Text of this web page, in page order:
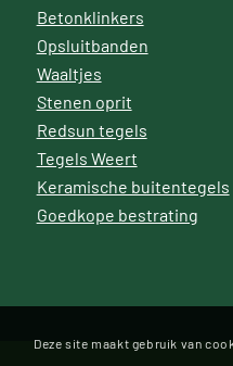
Betonklinkers
Opsluitbanden
Waaltjes
Stenen oprit
Redsun tegels
Tegels Weert
Keramische buitentegels
Goedkope bestrating
Deze site maakt gebruik van